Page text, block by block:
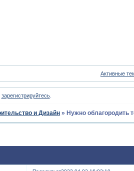
Активные
зарегистрируйтесь.
и Дизайн » Нужно облагородить